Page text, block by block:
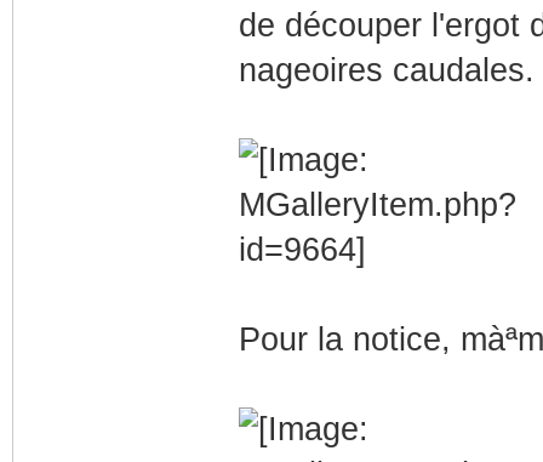
de découper l'ergot
nageoires caudales.
Pour la notice,